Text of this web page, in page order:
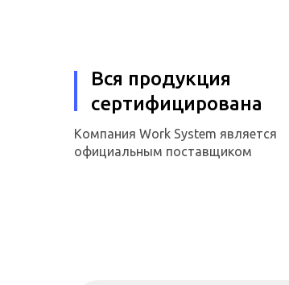
Вся продукция
сертифицирована
Компания Work System является
официальным поставщиком